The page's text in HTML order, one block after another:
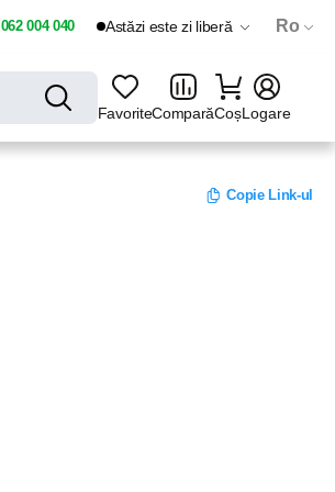
062 004 040 Astăzi este zi liberă Ro
FavoriteComparăCoșLogare
Copie Link-ul